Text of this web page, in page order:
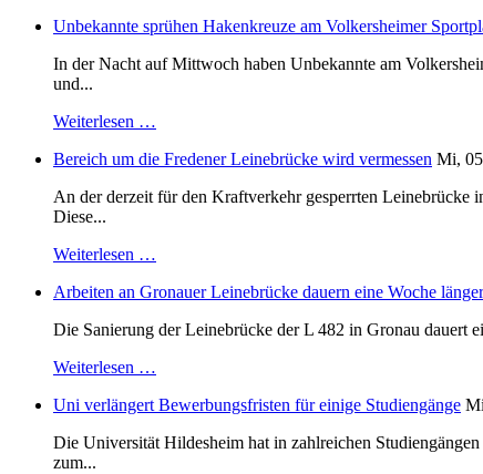
Unbekannte sprühen Hakenkreuze am Volkersheimer
In der Nacht auf Mittwoch haben Unbekannte am
und...
Weiterlesen …
Bereich um die Fredener Leinebrücke wird vermessen Mi,
An der derzeit für den Kraftverkehr gesperrten Leinebrücke
Diese...
Weiterlesen …
Arbeiten an Gronauer Leinebrücke dauern eine Woche länger
Die Sanierung der Leinebrücke der L 482 in Gronau dauert
Weiterlesen …
Uni verlängert Bewerbungsfristen für einige Studiengänge
Die Universität Hildesheim hat in zahlreichen
zum...